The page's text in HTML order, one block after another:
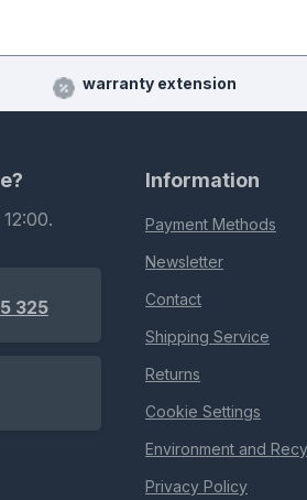
warranty extension
325
Information
Payment Methods
Newsletter
Contact
Shipping Service
Returns
Cookie Settings
Environment and
Privacy Policy